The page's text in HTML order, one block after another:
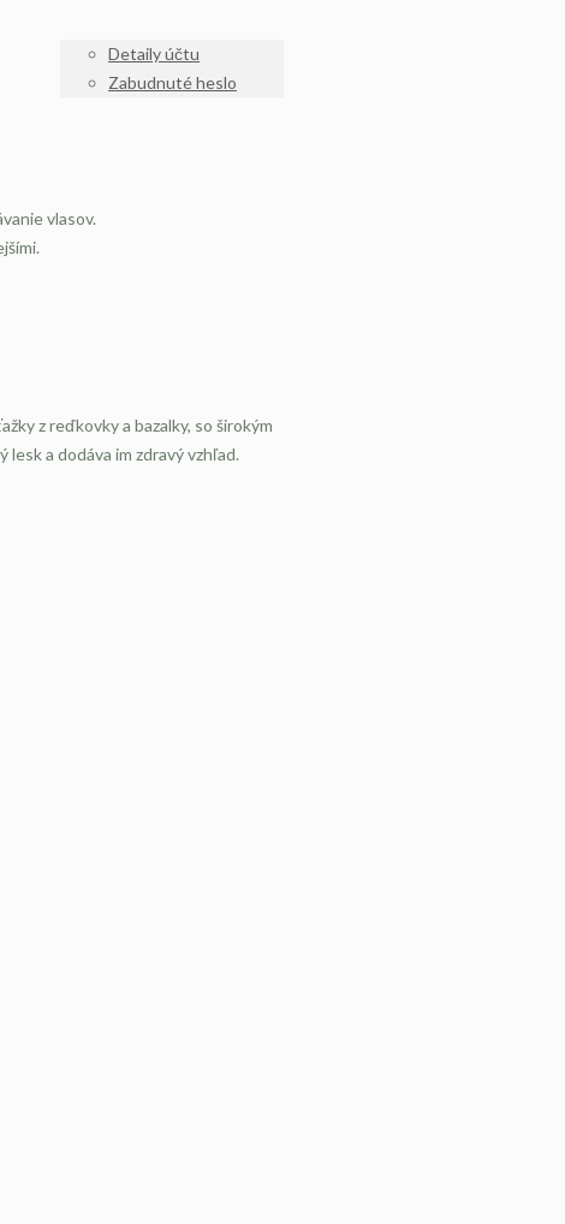
Detaily účtu
Zabudnuté heslo
vlasov.
z reďkovky a bazalky, so širokým
a dodáva im zdravý vzhľad.